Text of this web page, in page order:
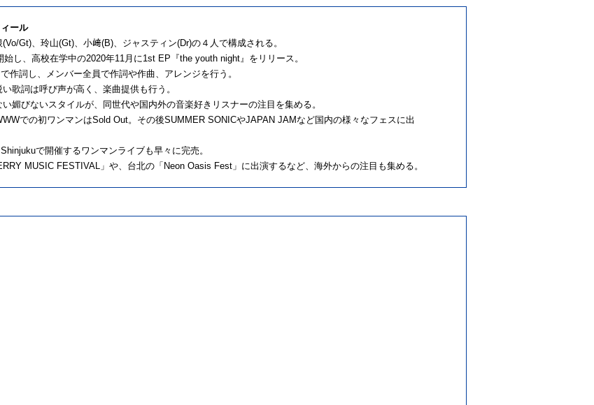
ール
Gt)、玲山(Gt)、小﨑(B)、ジャスティン(Dr)の４人で構成される。
始し、高校在学中の2020年11月に1st EP『the youth night』をリリース。
作詞し、メンバー全員で作詞や作曲、アレンジを行う。
歌詞は呼び声が高く、楽曲提供も行う。
媚びないスタイルが、同世代や国内外の音楽好きリスナーの注目を集める。
での初ワンマンはSold Out。その後SUMMER SONICやJAPAN JAMなど国内の様々なフェスに出
で開催するワンマンライブも早々に完売。
MUSIC FESTIVAL」や、台北の「Neon Oasis Fest」に出演するなど、海外からの注目も集める。